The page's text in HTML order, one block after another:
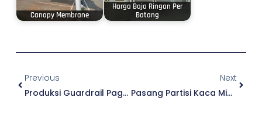
Canopy Membrane
Harga Baja Ringan Per
Batang
Previous
Produksi Guardrail Pagar Pengaman Jalan Raya & Tol
Next
Pasang Partisi Kaca Minimalis Tips & Cara Memasang